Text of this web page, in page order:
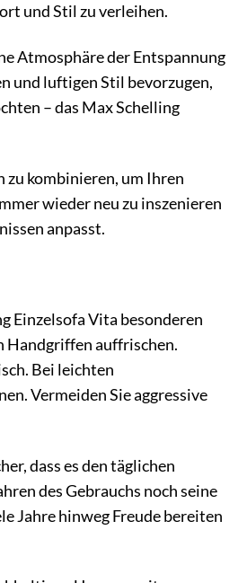
und Stil zu verleihen.
Atmosphäre der Entspannung
und luftigen Stil bevorzugen,
– das Max Schelling
zu kombinieren, um Ihren
wieder neu zu inszenieren
anpasst.
Einzelsofa Vita besonderen
Handgriffen auffrischen.
Bei leichten
Vermeiden Sie aggressive
dass es den täglichen
des Gebrauchs noch seine
Jahre hinweg Freude bereiten